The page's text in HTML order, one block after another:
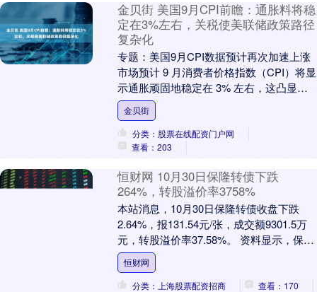
金贝街 美国9月CPI前瞻：通胀料将稳
定在3%左右，关税使美联储政策路径
复杂化
专题：美国9月CPI数据预计再次加速上涨
市场预计 9 月消费者价格指数（CPI）将显
示通胀顽固地稳定在 3% 左右，这凸显出
关税及服务业价格粘性仍在持续让美联....
金贝街
分类：股票在线配资门户网
查看：203
恒财网 10月30日保隆转债下跌
264%，转股溢价率3758%
本站消息，10月30日保隆转债收盘下跌
2.64%，报131.54元/张，成交额9301.5万
元，转股溢价率37.58%。 资料显示，保隆
转债信用级别为“AA”，....
恒财网
分类：上海股票配资招商
查看：170